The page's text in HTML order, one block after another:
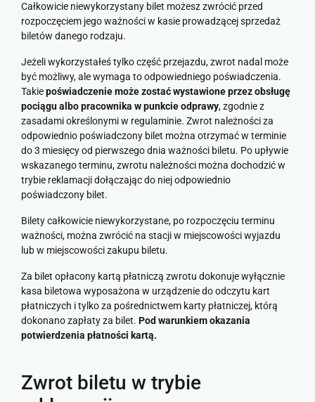
Całkowicie niewykorzystany bilet możesz zwrócić przed
rozpoczęciem jego ważności w kasie prowadzącej sprzedaż
biletów danego rodzaju.
Jeżeli wykorzystałeś tylko część przejazdu, zwrot nadal może
być możliwy, ale wymaga to odpowiedniego poświadczenia.
Takiepoświadczenie może zostać wystawione przez obsługę
pociągu albo pracownika w punkcie odprawy, zgodnie z
zasadami określonymi w regulaminie. Zwrot należności za
odpowiednio poświadczony bilet można otrzymać w terminie
do 3 miesięcy od pierwszego dnia ważności biletu. Po upływie
wskazanego terminu, zwrotu należności można dochodzić w
trybie reklamacji dołączając do niej odpowiednio
poświadczony bilet.
Bilety całkowicie niewykorzystane, po rozpoczęciu terminu
ważności, można zwrócić na stacji w miejscowości wyjazdu
lub w miejscowości zakupu biletu.
Za bilet opłacony kartą płatniczą zwrotu dokonuje wyłącznie
kasa biletowa wyposażona w urządzenie do odczytu kart
płatniczych i tylko za pośrednictwem karty płatniczej, którą
dokonano zapłaty za bilet. Pod warunkiem okazania
potwierdzenia płatności kartą.
Zwrot biletu w trybie